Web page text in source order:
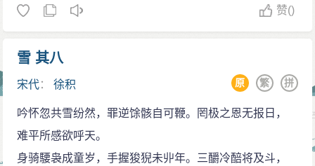
为之绝倒。“幕士的言论表面上是从演唱风格上区分了
柳、苏二家词风的不同，但暗含有对苏词悖离传统词风
的揶揄。清代更有人认为此词“平仄句调都不合格“(丁绍仪
《听秋声馆词话》)，朱彝尊《词综》并详加辩证，亦可
谓吹毛求疵者。
《念奴娇》是苏轼贬官黄州后的作品。苏轼21岁中
进士，30岁以前绝大部分时间过着书房生活，仕途坎
赞()
雪 其八
宋代：徐积 拼
繁
原
吟怀忽共雪纷然，罪逆馀骸自可鞭。罔极之恩无报日，
难平所感欲呼天。
身骑騕袅成童岁，手握狻猊未丱年。三釂冷醅将及斗，